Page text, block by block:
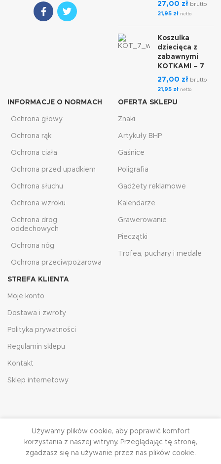
27,00 zł brutto
21,95 zł netto
Koszulka
dziecięca z
zabawnymi
KOTKAMI – 7
27,00 zł brutto
21,95 zł netto
INFORMACJE O NORMACH
Ochrona głowy
Ochrona rąk
Ochrona ciała
Ochrona przed upadkiem
Ochrona słuchu
Ochrona wzroku
Ochrona drog
oddechowych
Ochrona nóg
Ochrona przeciwpożarowa
OFERTA SKLEPU
Znaki
Artykuły BHP
Gaśnice
Poligrafia
Gadżety reklamowe
Kalendarze
Grawerowanie
Pieczątki
Trofea, puchary i medale
STREFA KLIENTA
Moje konto
Dostawa i zwroty
Polityka prywatności
Regulamin sklepu
Kontakt
Sklep internetowy
Używamy plików cookie, aby poprawić komfort
korzystania z naszej witryny. Przeglądając tę ​​stronę,
zgadzasz się na używanie przez nas plików cookie.